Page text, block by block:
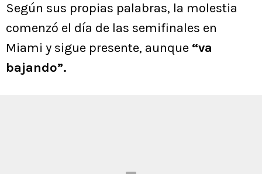
Según sus propias palabras, la molestia
comenzó el día de las semifinales en
Miami y sigue presente, aunque “va
bajando”.